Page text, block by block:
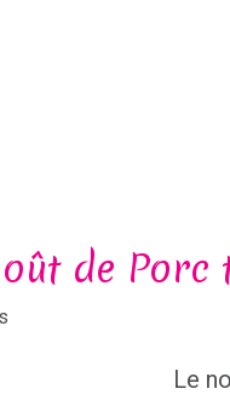
de Porc
Le